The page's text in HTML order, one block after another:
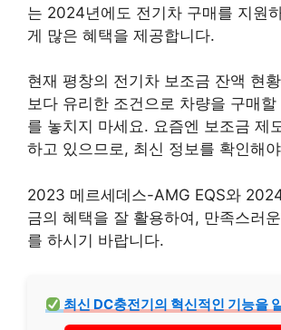
는 2024년에도 전기차 구매를 지원
게 많은 혜택을 제공합니다.
현재 평창의 전기차 보조금 잔액 현
보다 유리한 조건으로 차량을 구매할
를 놓치지 마세요. 요즘엔 보조금 제
하고 있으므로, 최신 정보를 확인해
2023 메르세데스-AMG EQS와
금의 혜택을 잘 활용하여, 만족스러
를 하시기 바랍니다.
최신 DC충전기의 혁신적인 기능을